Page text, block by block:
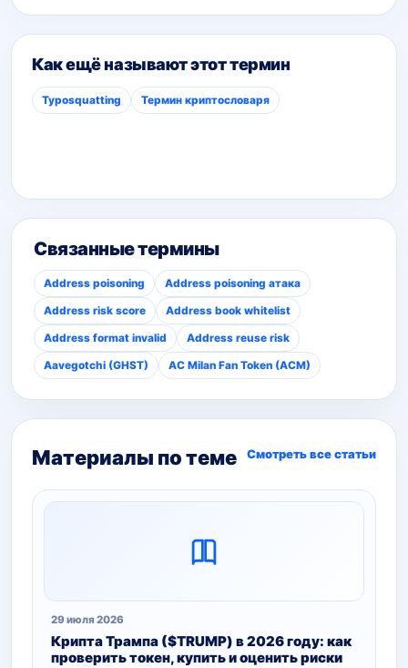
Как ещё называют этот термин
Typosquatting Термин криптословаря
Связанные термины
Address poisoning Address poisoning атака
Address risk score Address book whitelist
Address format invalid Address reuse risk
Aavegotchi (GHST) AC Milan Fan Token (ACM)
Материалы по теме Смотреть все статьи
29 июля 2026
Крипта Трампа ($TRUMP) в 2026 году: как
проверить токен, купить и оценить риски